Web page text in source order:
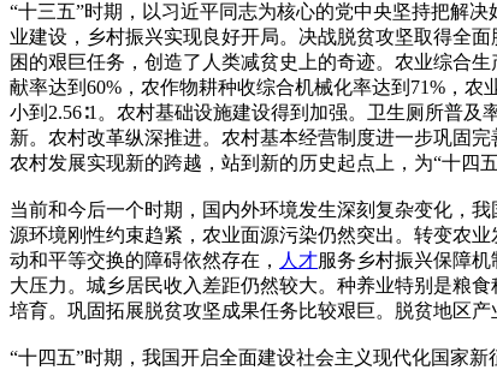
“十三五”时期，以习近平同志为核心的党中央坚持把解
业建设，乡村振兴实现良好开局。决战脱贫攻坚取得全
困的艰巨任务，创造了人类减贫史上的奇迹。农业综合
献率达到60%，农作物耕种收综合机械化率达到71%，
小到2.56∶1。农村基础设施建设得到加强。卫生厕所普
新。农村改革纵深推进。农村基本经营制度进一步巩固
农村发展实现新的跨越，站到新的历史起点上，为“十四
当前和今后一个时期，国内外环境发生深刻复杂变化，
源环境刚性约束趋紧，农业面源污染仍然突出。转变农
动和平等交换的障碍依然存在， 人才服务乡村振兴保障
大压力。城乡居民收入差距仍然较大。种养业特别是粮
培育。巩固拓展脱贫攻坚成果任务比较艰巨。脱贫地区
“十四五”时期，我国开启全面建设社会主义现代化国家